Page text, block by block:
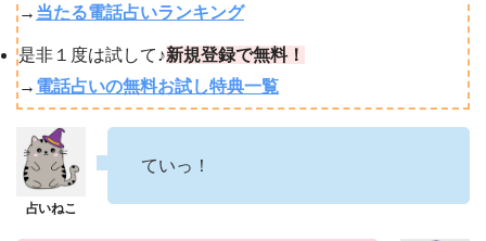
→ 当たる電話占いランキング
是非１度は試して♪新規登録で無料！
→ 電話占いの無料お試し特典一覧
ていっ！